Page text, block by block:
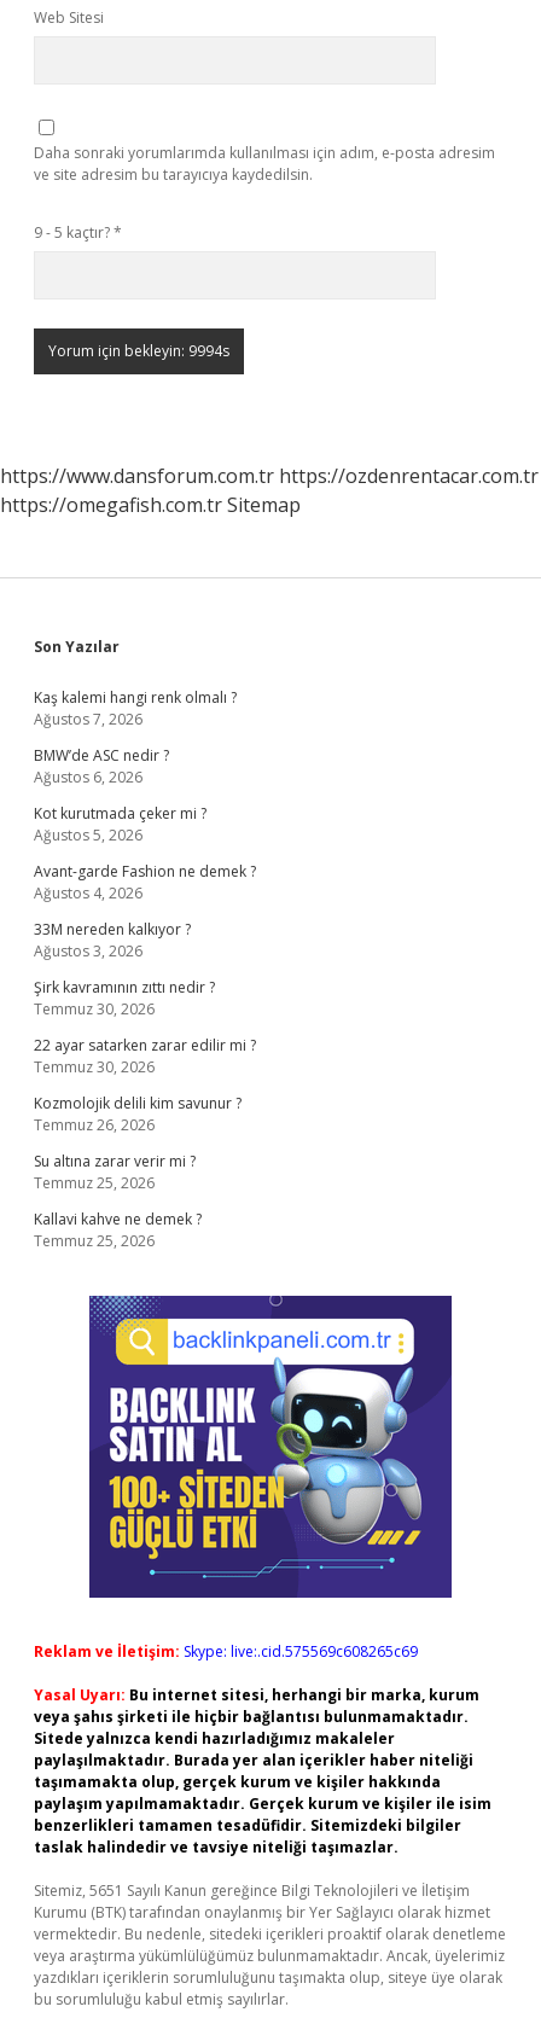
Web Sitesi
Daha sonraki yorumlarımda kullanılması için adım, e-posta adresim
ve site adresim bu tarayıcıya kaydedilsin.
9 - 5 kaçtır?*
https://www.dansforum.com.tr https://ozdenrentacar.com.tr
https://omegafish.com.trSitemap
Sidebar
Son Yazılar
Kaş kalemi hangi renk olmalı ?
Ağustos 7, 2026
BMW’de ASC nedir ?
Ağustos 6, 2026
Kot kurutmada çeker mi ?
Ağustos 5, 2026
Avant-garde Fashion ne demek ?
Ağustos 4, 2026
33M nereden kalkıyor ?
Ağustos 3, 2026
Şirk kavramının zıttı nedir ?
Temmuz 30, 2026
22 ayar satarken zarar edilir mi ?
Temmuz 30, 2026
Kozmolojik delili kim savunur ?
Temmuz 26, 2026
Su altına zarar verir mi ?
Temmuz 25, 2026
Kallavi kahve ne demek ?
Temmuz 25, 2026
Reklam ve İletişim: Skype: live:.cid.575569c608265c69
Yasal Uyarı: Bu internet sitesi, herhangi bir marka, kurum
veya şahıs şirketi ile hiçbir bağlantısı bulunmamaktadır.
Sitede yalnızca kendi hazırladığımız makaleler
paylaşılmaktadır. Burada yer alan içerikler haber niteliği
taşımamakta olup, gerçek kurum ve kişiler hakkında
paylaşım yapılmamaktadır. Gerçek kurum ve kişiler ile isim
benzerlikleri tamamen tesadüfidir. Sitemizdeki bilgiler
taslak halindedir ve tavsiye niteliği taşımazlar.
Sitemiz, 5651 Sayılı Kanun gereğince Bilgi Teknolojileri ve İletişim
Kurumu (BTK) tarafından onaylanmış bir Yer Sağlayıcı olarak hizmet
vermektedir. Bu nedenle, sitedeki içerikleri proaktif olarak denetleme
veya araştırma yükümlülüğümüz bulunmamaktadır. Ancak, üyelerimiz
yazdıkları içeriklerin sorumluluğunu taşımakta olup, siteye üye olarak
bu sorumluluğu kabul etmiş sayılırlar.